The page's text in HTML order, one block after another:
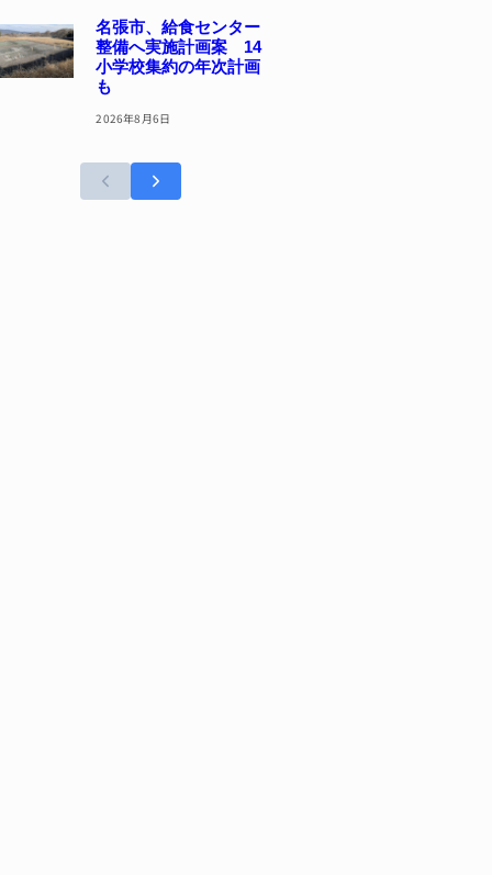
名張市、給食センター
整備へ実施計画案 14
小学校集約の年次計画
も
2026年8月6日